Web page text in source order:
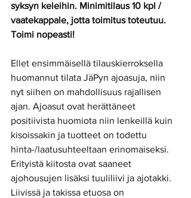
syksyn keleihin. Minimitilaus 10 kpl /
vaatekappale, jotta toimitus toteutuu.
Toimi nopeasti!
Ellet ensimmäisellä tilauskierroksella
huomannut tilata JäPyn ajoasuja, niin
nyt siihen on mahdollisuus rajallisen
ajan. Ajoasut ovat herättäneet
positiivista huomiota niin lenkeillä kuin
kisoissakin ja tuotteet on todettu
hinta-/laatusuhteeltaan erinomaiseksi.
Erityistä kiitosta ovat saaneet
ajohousujen lisäksi tuuliliivi ja ajotakki.
Liivissä ja takissa etuosa on